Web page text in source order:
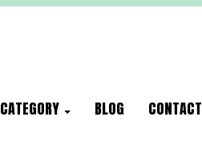
CATEGORY BLOG CONTACT